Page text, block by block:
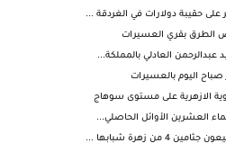
حقيبة دولارات في الغردقة ...
الطرق بقري العسيرات
العادلي بالمملكة...
اليوم بالعسيرات
الازهرية على مستوى سوهاج
العشرين الأوائل الحاصلي...
من زهرة شبابها ...